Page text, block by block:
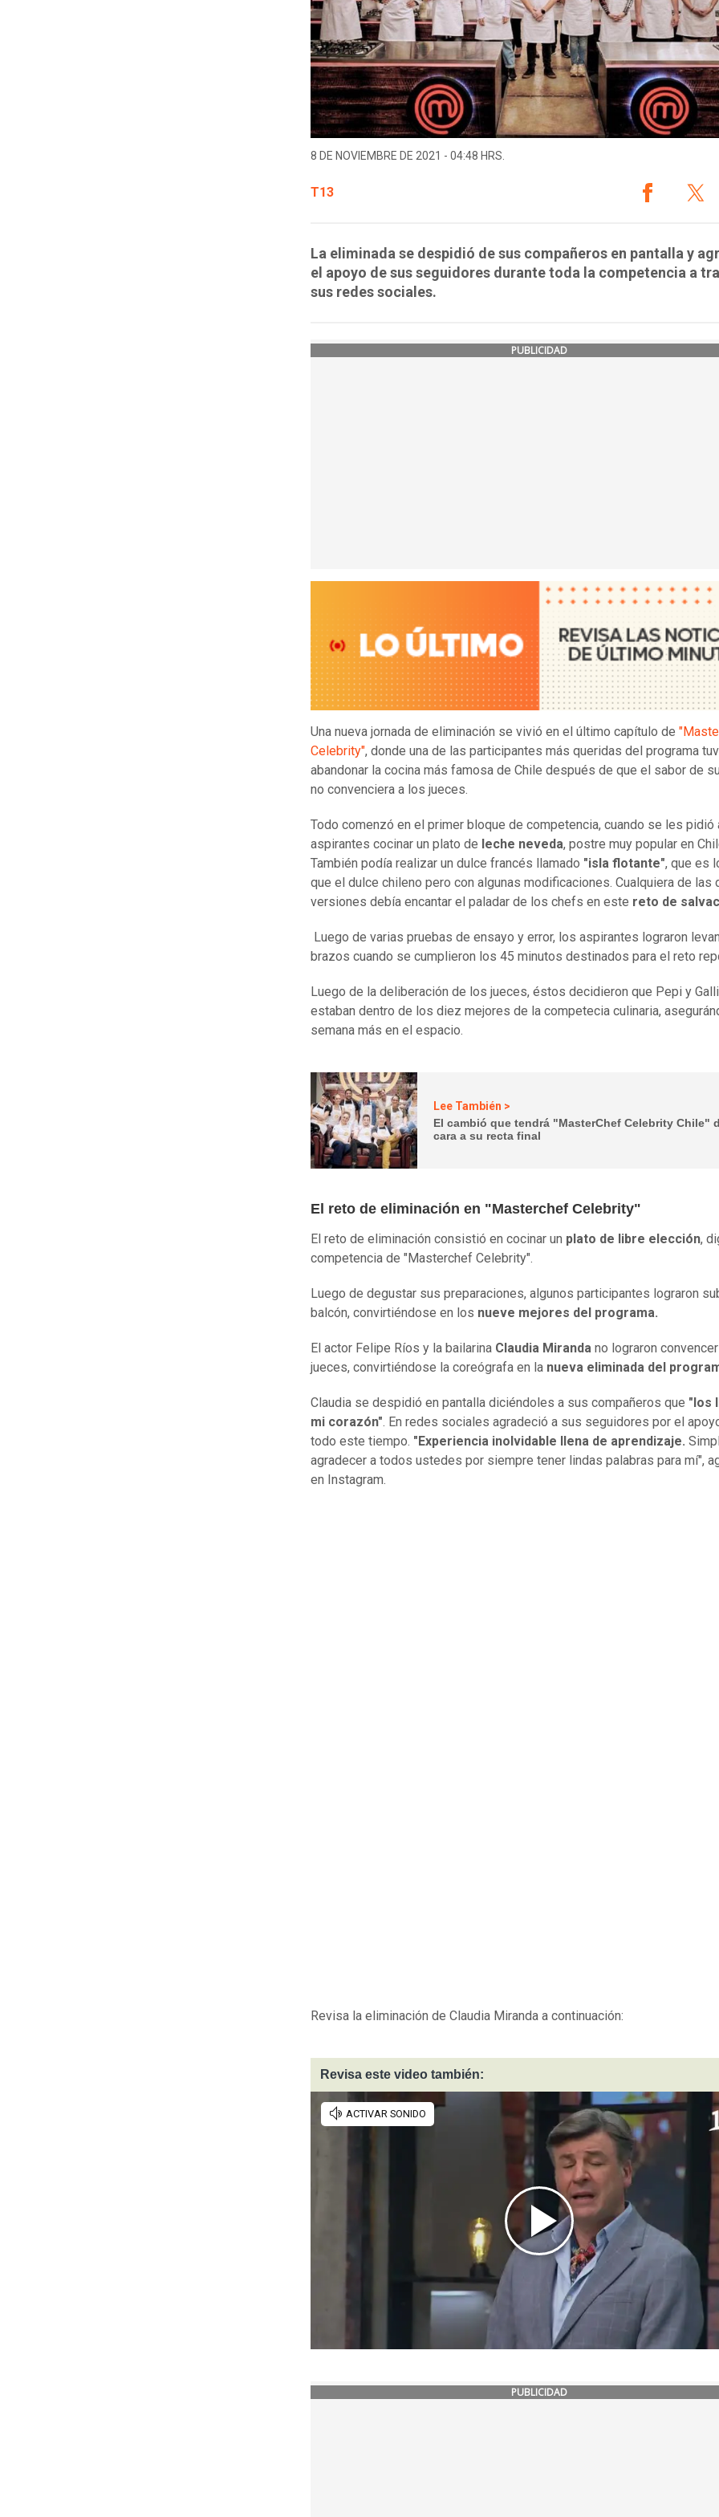
8 DE NOVIEMBRE DE 2021 - 04:48 HRS.
T13
La eliminada se despidió de sus compañeros en pantalla y
el apoyo de sus seguidores durante toda la competencia a
sus redes sociales.
PUBLICIDAD
Una nueva jornada de eliminación se vivió en el último capítulo de
Celebrity", donde una de las participantes más queridas del programa
abandonar la cocina más famosa de Chile después de que el sabor de
no convenciera a los jueces.
Todo comenzó en el primer bloque de competencia, cuando se les pidió
aspirantes cocinar un plato de leche neveda, postre muy popular en
También podía realizar un dulce francés llamado "isla flotante", que es
que el dulce chileno pero con algunas modificaciones. Cualquiera de las
versiones debía encantar el paladar de los chefs en este reto de
Luego de varias pruebas de ensayo y error, los aspirantes lograron
brazos cuando se cumplieron los 45 minutos destinados para el reto
Luego de la deliberación de los jueces, éstos decidieron que Pepi y
estaban dentro de los diez mejores de la competecia culinaria,
semana más en el espacio.
Lee También >
El cambió que tendrá "MasterChef Celebrity Chile"
cara a su recta final
El reto de eliminación en "Masterchef Celebrity"
El reto de eliminación consistió en cocinar un plato de libre elección,
competencia de "Masterchef Celebrity".
Luego de degustar sus preparaciones, algunos participantes lograron
balcón, convirtiéndose en los nueve mejores del programa.
El actor Felipe Ríos y la bailarina Claudia Miranda no lograron
jueces, convirtiéndose la coreógrafa en la nueva eliminada del
Claudia se despidió en pantalla diciéndoles a sus compañeros que "los
mi corazón". En redes sociales agradeció a sus seguidores por el
todo este tiempo. "Experiencia inolvidable llena de aprendizaje.
agradecer a todos ustedes por siempre tener lindas palabras para mí",
en Instagram.
Revisa la eliminación de Claudia Miranda a continuación:
Revisa este video también:
PUBLICIDAD